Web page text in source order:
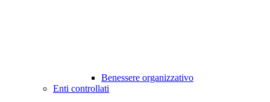
Benessere organizzativo
Enti controllati